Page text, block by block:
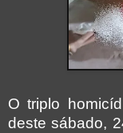
O triplo
deste sábado,